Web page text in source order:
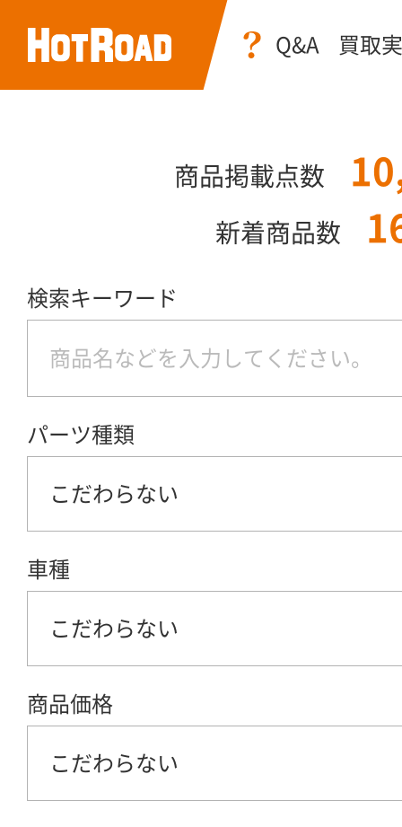
Q&A 買取
商品掲載点数
新着商品数
検索キーワード
パーツ種類
こだわらない
車種
こだわらない
商品価格
こだわらない